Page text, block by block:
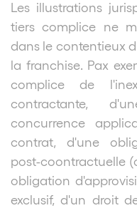
Les illustrations
tiers complice ne
dans le contentieux
la franchise. Pax
complice de
contractante,
concurrence
contrat, d'une
post-coontractuelle
obligation
exclusif, d'un droit